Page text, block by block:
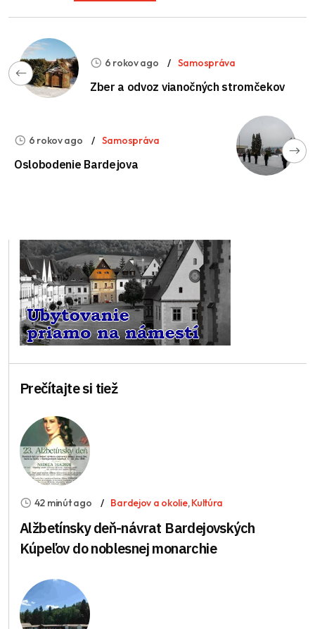
6 rokov ago Samospráva
Zber a odvoz vianočných stromčekov
6 rokov ago Samospráva
Oslobodenie Bardejova
Prečítajte si tiež
42 minút ago Bardejov a okolie,Kultúra
Alžbetínsky deň-návrat Bardejovských
Kúpeľov do noblesnej monarchie